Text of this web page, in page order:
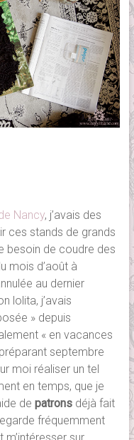
Nancy, j’avais des
ces stands de grands
besoin de coudre des
mois d’août à
au dernier
lolita, j’avais
» depuis
« en vacances
septembre
moi réaliser un tel
en temps, que je
de patronsdéjà fait
fréquemment